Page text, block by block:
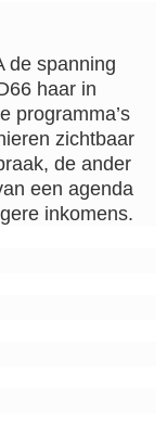
de spanning
haar in
programma’s
zichtbaar
de ander
een agenda
inkomens.